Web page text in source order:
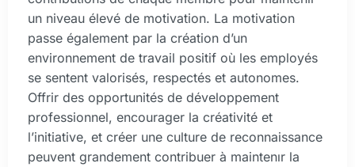
un niveau élevé de motivation. La motivation
passe également par la création d’un
environnement de travail positif où les employés
se sentent valorisés, respectés et autonomes.
Offrir des opportunités de développement
professionnel, encourager la créativité et
l’initiative, et créer une culture de reconnaissance
peuvent grandement contribuer à maintenır la